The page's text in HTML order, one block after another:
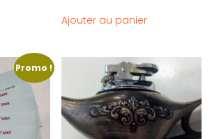
Ajouter au panier
Promo !